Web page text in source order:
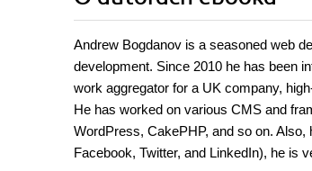
Andrew Bogdanov is a seasoned web
development. Since 2010 he has been
work aggregator for a UK company,
He has worked on various CMS and
WordPress, CakePHP, and so on.
Facebook, Twitter, and LinkedIn), he is